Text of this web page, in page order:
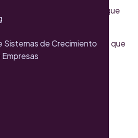
Sistemas de Crecimiento
podrás acceder al contenido que
capítulo.
disfruta los demás capítulos que
ti.